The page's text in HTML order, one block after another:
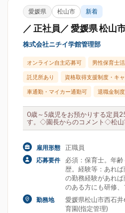
愛媛県 松山市 新着
／ 正社員／ 愛媛県 松山
株式会社ニチイ学館管理部
オンライン自主応募可 男性保育士
託児所あり 資格取得支援制度・キ
車通勤・マイカー通勤可 退職金制
0歳～5歳児をお預かりする定員
す。◇園長からのコメント◇松山
雇用形態 正職員
応募要件
必須：保育士。年
歴。経験等：あれ
の勤務経験があれ
のある方にも研修、
勤務地
愛媛県松山市西石
育園(指定管理)